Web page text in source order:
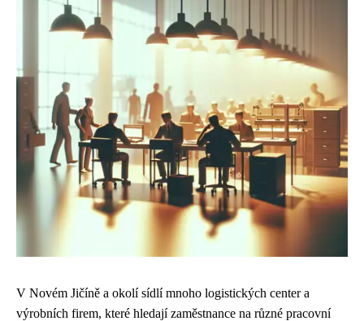
V Novém Jičíně a okolí sídlí mnoho logistických center a
výrobních firem, které hledají zaměstnance na různé pracovní